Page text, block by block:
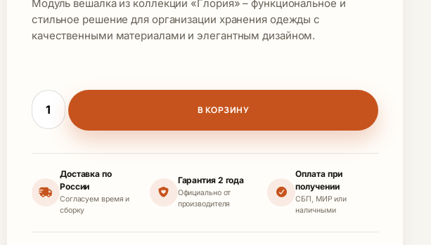
Модуль вешалка из коллекции «Глория» – функциональное и
стильное решение для организации хранения одежды с
качественными материалами и элегантным дизайном.
Количество товара Модуль вешалка с полкой (ПРГ МВ-1 ш/л)
В КОРЗИНУ
Доставка по
России
Согласуем время и
сборку
Гарантия 2 года
Официально от
производителя
Оплата при
получении
СБП, МИР или
наличными